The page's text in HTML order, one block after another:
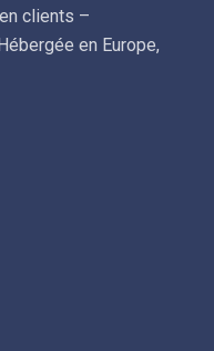
clients –
en Europe,